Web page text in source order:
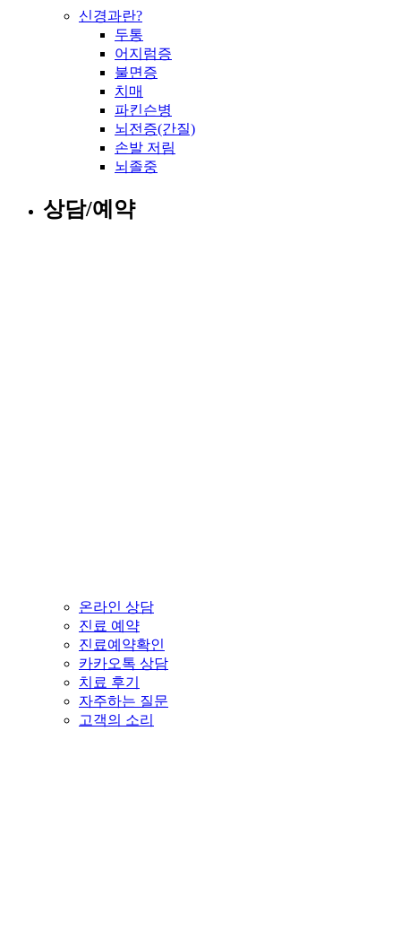
신경과란?
두통
어지럼증
불면증
치매
파킨슨병
뇌전증(간질)
손발 저림
뇌졸중
상담/예약
온라인 상담
진료 예약
진료예약확인
카카오톡 상담
치료 후기
자주하는 질문
고객의 소리